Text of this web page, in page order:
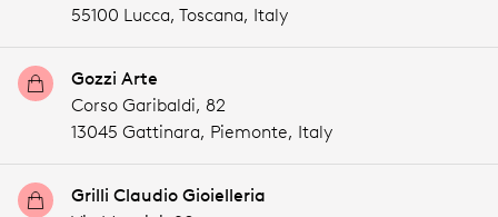
55100 Lucca, Toscana, Italy
Gozzi Arte
Corso Garibaldi, 82
13045 Gattinara, Piemonte, Italy
Grilli Claudio Gioielleria